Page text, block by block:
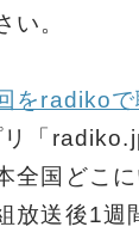
い。
をradikoで
「
全国どこ
放送後1